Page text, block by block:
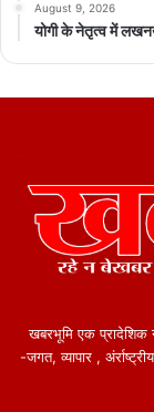
August 9, 2026
योगी के नेतृत्व में
खबरभूमि एक प्रादेशिक
-जगत, व्यापार ,